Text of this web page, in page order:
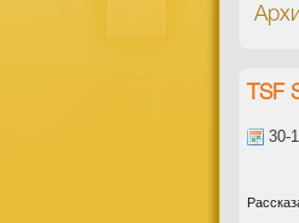
TSF
30-